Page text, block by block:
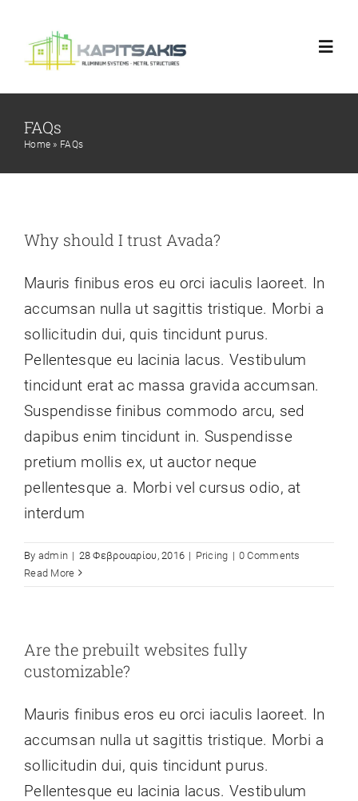
content
Επικοινωνία
FAQs
Home » FAQs
Why should I trust Avada?
Mauris finibus eros eu orci iaculis laoreet. In
accumsan nulla ut sagittis tristique. Morbi a
sollicitudin dui, quis tincidunt purus.
Pellentesque eu lacinia lacus. Vestibulum
tincidunt erat ac massa gravida accumsan.
Suspendisse finibus commodo arcu, sed
dapibus enim tincidunt in. Suspendisse
pretium mollis ex, ut auctor neque
pellentesque a. Morbi vel cursus odio, at
interdum
By admin | 28 Φεβρουαρίου, 2016 | Pricing | 0 Comments
Read More
Are the prebuilt websites fully
customizable?
Mauris finibus eros eu orci iaculis laoreet. In
accumsan nulla ut sagittis tristique. Morbi a
sollicitudin dui, quis tincidunt purus.
Pellentesque eu lacinia lacus. Vestibulum